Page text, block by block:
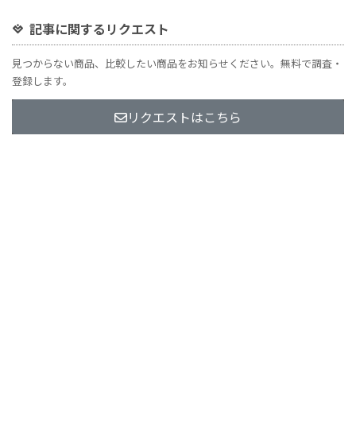
記事に関するリクエスト
見つからない商品、比較したい商品をお知らせください。無料で調査・
登録します。
リクエストはこちら